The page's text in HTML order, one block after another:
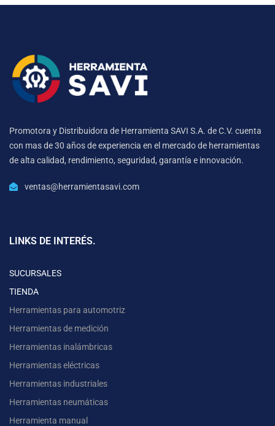
Promotora y Distribuidora de Herramienta SAVI S.A. de C.V. cuenta
con mas de 30 años de experiencia en el mercado de herramientas
de alta calidad, rendimiento, seguridad, garantía e innovación.
ventas@herramientasavi.com
LINKS DE INTERÉS.
SUCURSALES
TIENDA
Herramientas para automotriz
Herramientas de medición
Herramientas inalámbricas
Herramientas eléctricas
Herramientas industriales
Herramientas neumáticas
Herramienta manual